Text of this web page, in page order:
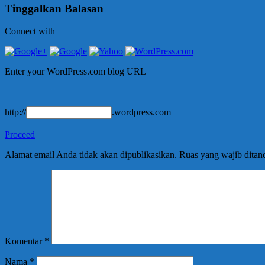
Tinggalkan Balasan
Connect with
Enter your WordPress.com blog URL
http:// .wordpress.com
Proceed
Alamat email Anda tidak akan dipublikasikan. Ruas yang wajib
Komentar *
Nama *